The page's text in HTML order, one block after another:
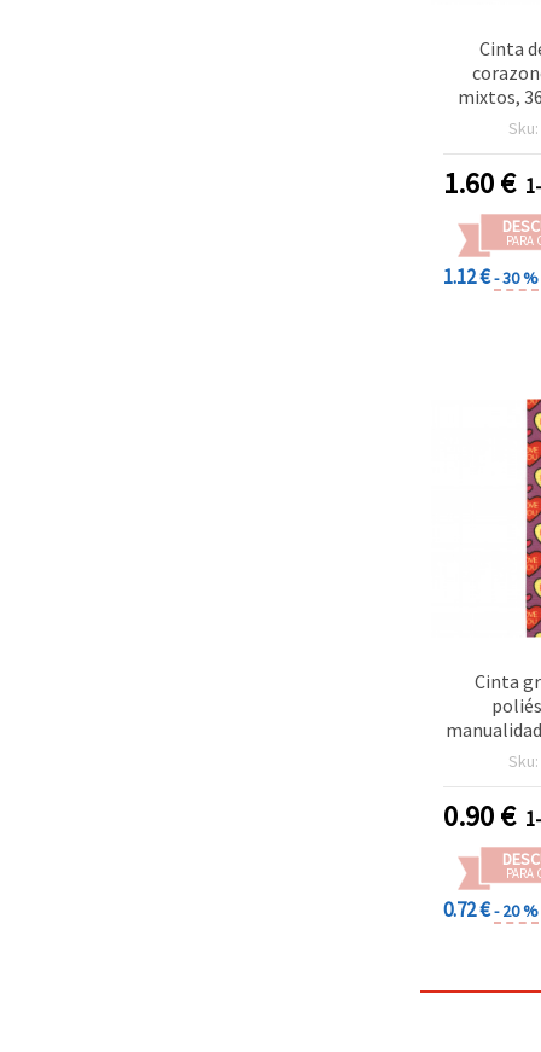
Cinta
mixtos,
Sku:
1.60€
PARA
1.12 €- 30 %
Cinta
Sku:
0.90€
PARA
0.72 €- 20 %